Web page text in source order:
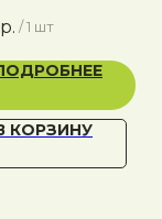
р. / 1 шт
КОРЗИНУ